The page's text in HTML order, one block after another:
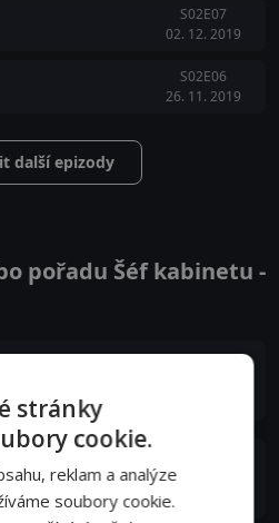
S02E07
02. 12. 2019
S02E06
26. 11. 2019
další epizody
pořadu Šéf kabinetu -
stránky
cookie.
reklam a analýze
soubory cookie.